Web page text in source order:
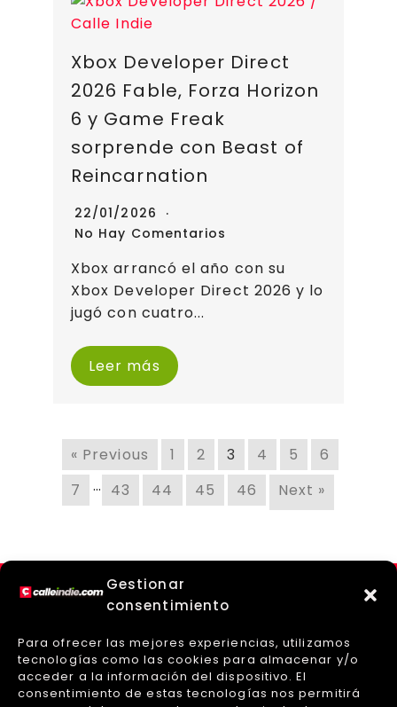
Gestionar
consentimiento
Para ofrecer las mejores experiencias, utilizamos
tecnologías como las cookies para almacenar y/o
acceder a la información del dispositivo. El
consentimiento de estas tecnologías nos permitirá
Xbox Developer Direct
2026 Fable, Forza Horizon
6 y Game Freak
sorprende con Beast of
Reincarnation
22/01/2026
No Hay Comentarios
Xbox arrancó el año con su
Xbox Developer Direct 2026 y lo
jugó con cuatro...
Leer más
« Previous 1 2 3 4 5
6
7
… 43 44 45 46 Next »